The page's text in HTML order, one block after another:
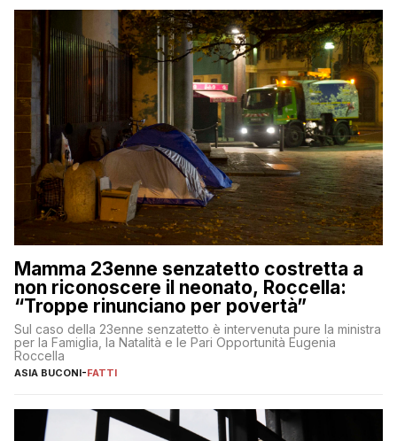
Mamma 23enne senzatetto costretta a
non riconoscere il neonato, Roccella:
“Troppe rinunciano per povertà”
Sul caso della 23enne senzatetto è intervenuta pure la ministra
per la Famiglia, la Natalità e le Pari Opportunità Eugenia
Roccella
ASIA BUCONI-FATTI